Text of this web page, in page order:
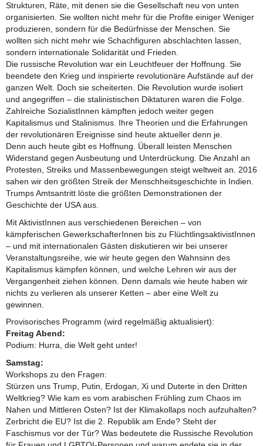
Strukturen, Räte, mit denen sie die Gesellschaft neu von unten
organisierten. Sie wollten nicht mehr für die Profite einiger Weniger
produzieren, sondern für die Bedürfnisse der Menschen. Sie
wollten sich nicht mehr wie Schachfiguren abschlachten lassen,
sondern internationale Solidarität und Frieden.
Die russische Revolution war ein Leuchtfeuer der Hoffnung. Sie
beendete den Krieg und inspirierte revolutionäre Aufstände auf der
ganzen Welt. Doch sie scheiterten. Die Revolution wurde isoliert
und angegriffen – die stalinistischen Diktaturen waren die Folge.
Zahlreiche SozialistInnen kämpften jedoch weiter gegen
Kapitalismus und Stalinismus. Ihre Theorien und die Erfahrungen
der revolutionären Ereignisse sind heute aktueller denn je.
Denn auch heute gibt es Hoffnung. Überall leisten Menschen
Widerstand gegen Ausbeutung und Unterdrückung. Die Anzahl an
Protesten, Streiks und Massenbewegungen steigt weltweit an. 2016
sahen wir den größten Streik der Menschheitsgeschichte in Indien.
Trumps Amtsantritt löste die größten Demonstrationen der
Geschichte der USA aus.
Mit AktivistInnen aus verschiedenen Bereichen – von
kämpferischen GewerkschafterInnen bis zu FlüchtlingsaktivistInnen
– und mit internationalen Gästen diskutieren wir bei unserer
Veranstaltungsreihe, wie wir heute gegen den Wahnsinn des
Kapitalismus kämpfen können, und welche Lehren wir aus der
Vergangenheit ziehen können. Denn damals wie heute haben wir
nichts zu verlieren als unserer Ketten – aber eine Welt zu
gewinnen.
Provisorisches Programm (wird regelmäßig aktualisiert):
Freitag Abend:
Podium: Hurra, die Welt geht unter!
Samstag:
Workshops zu den Fragen:
Stürzen uns Trump, Putin, Erdogan, Xi und Duterte in den Dritten
Weltkrieg? Wie kam es vom arabischen Frühling zum Chaos im
Nahen und Mittleren Osten? Ist der Klimakollaps noch aufzuhalten?
Zerbricht die EU? Ist die 2. Republik am Ende? Steht der
Faschismus vor der Tür? Was bedeutete die Russische Revolution